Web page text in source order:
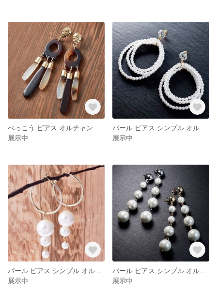
展示中
展示中
展示中
展示中